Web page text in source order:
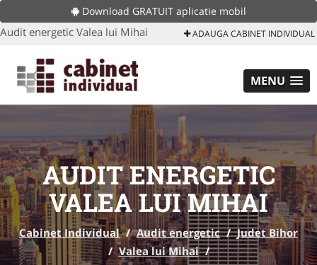
Download GRATUIT aplicatie mobil
Audit energetic Valea lui Mihai ADAUGA CABINET INDIVIDUAL
MENU
AUDIT ENERGETIC
VALEA LUI MIHAI
Cabinet Individual / Audit energetic / Judet Bihor
/ Valea lui Mihai /